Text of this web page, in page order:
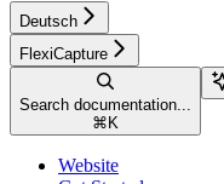
Deutsch
FlexiCapture
Search documentation...
⌘ K
Website